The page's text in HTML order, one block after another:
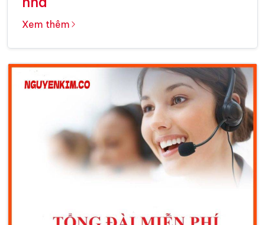
Xem thêm